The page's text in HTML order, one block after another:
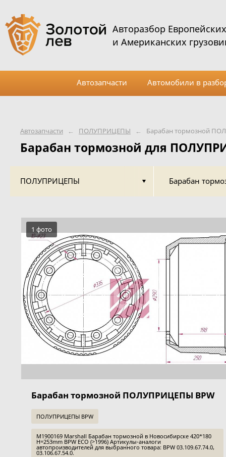
Автозапчасти ← ПОЛУПРИЦЕПЫ ← Барабан тормозной
Барабан тормозной для
ПОЛУПРИЦЕПЫ Барабан
1 фото
Барабан тормозной ПОЛУПРИЦЕПЫ BPW
ПОЛУПРИЦЕПЫ BPW
M1900169 Marshall Барабан тормозной в Новосибирске 420*180
H=253mm BPW ECO (>1996) Артикулы-аналоги
автопроизводителей для выбранного товара: BPW 03.109.67.74.0,
03.106.67.54.0.
Авторазбор Европейских
и Американских
Автозапчасти Автомобили в